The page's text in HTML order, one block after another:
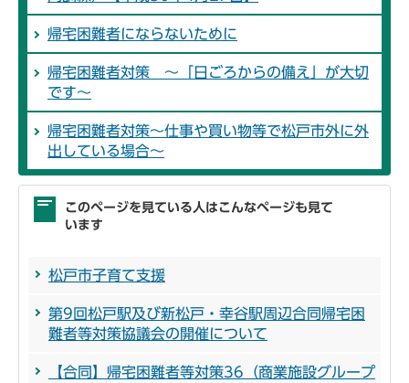
帰宅困難者にならないために
帰宅困難者対策 ～「日ごろからの備え」が大切
です～
帰宅困難者対策～仕事や買い物等で松戸市外に外
出している場合～
このページを見ている人はこんなページも見て
います
松戸市子育て支援
第9回松戸駅及び新松戸・幸谷駅周辺合同帰宅困
難者等対策協議会の開催について
【合同】帰宅困難者等対策36（商業施設グループ